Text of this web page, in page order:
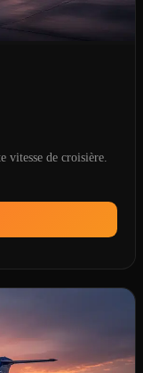
vitesse de croisière.